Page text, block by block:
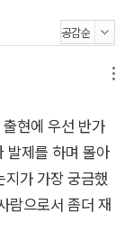
, 그가 예측한 불
한 것이다. 이 책
자들이 이런 주제
심찬 성과물이다.
힘을 얻고 있다.
을 내걸었음에도
리 젊은 유권자와
을 끌어들이지
현에 우선 반가
발제를 하며 몰아
지가 가장 궁금했
람으로서 좀더 재